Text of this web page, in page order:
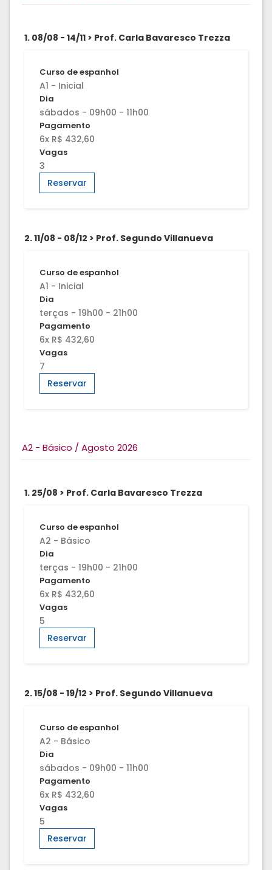
1. 08/08 - 14/11 > Prof. Carla Bavaresco Trezza
Curso de espanhol
A1 - Inicial
Dia
sábados - 09h00 - 11h00
Pagamento
6x R$ 432,60
Vagas
3
Reservar
2. 11/08 - 08/12 > Prof. Segundo Villanueva
Curso de espanhol
A1 - Inicial
Dia
terças - 19h00 - 21h00
Pagamento
6x R$ 432,60
Vagas
7
Reservar
A2 - Básico / Agosto 2026
1. 25/08 > Prof. Carla Bavaresco Trezza
Curso de espanhol
A2 - Básico
Dia
terças - 19h00 - 21h00
Pagamento
6x R$ 432,60
Vagas
5
Reservar
2. 15/08 - 19/12 > Prof. Segundo Villanueva
Curso de espanhol
A2 - Básico
Dia
sábados - 09h00 - 11h00
Pagamento
6x R$ 432,60
Vagas
5
Reservar